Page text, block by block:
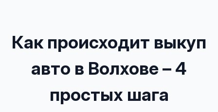
Как происходит выкуп
авто в Волхове – 4
простых шага